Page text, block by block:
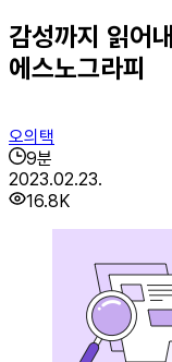
감성까지 읽어
에스노그라피
오의택
9분
2023.02.23.
16.8K